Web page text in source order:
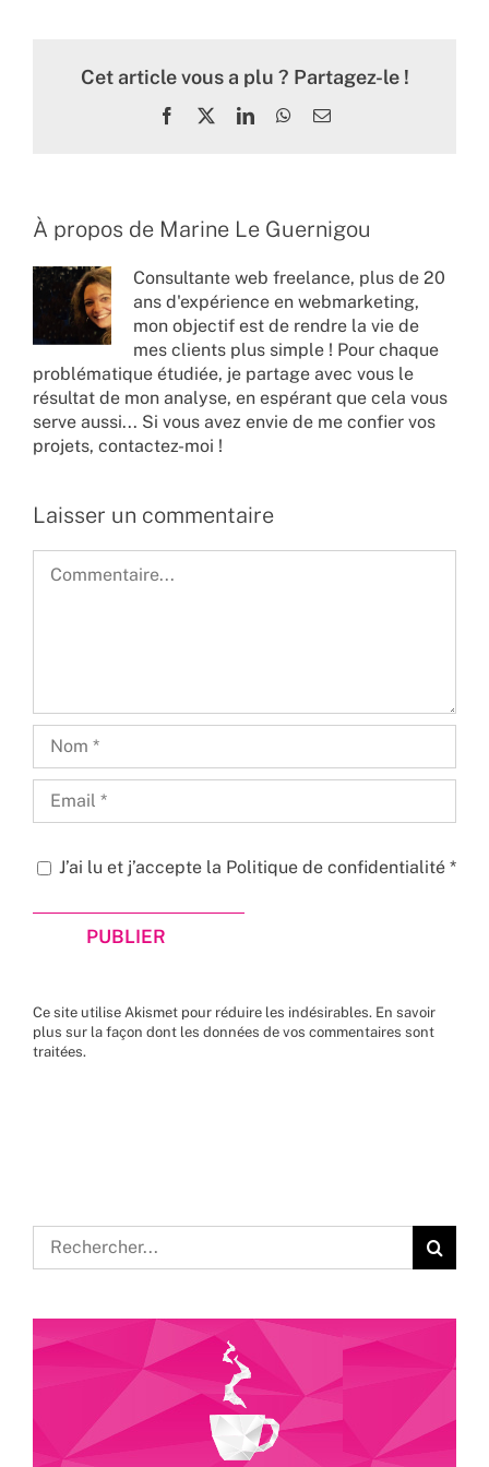
Cet article vous a plu ? Partagez-le !
Facebook LinkedInWhatsApp
Email
À propos de Marine Le Guernigou
Consultante web freelance, plus de 20
ans d'expérience en webmarketing,
mon objectif est de rendre la vie de
mes clients plus simple ! Pour chaque
problématique étudiée, je partage avec vous le
résultat de mon analyse, en espérant que cela vous
serve aussi... Si vous avez envie de me confier vos
projets, contactez-moi !
Laisser un commentaire
J’ai lu et j’accepte la Politique de confidentialité *
Ce site utilise Akismet pour réduire les indésirables. En savoir
plus sur la façon dont les données de vos commentaires sont
traitées.
Rechercher: